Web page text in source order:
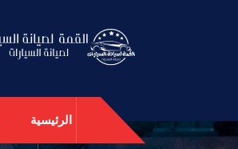
الرئيسية